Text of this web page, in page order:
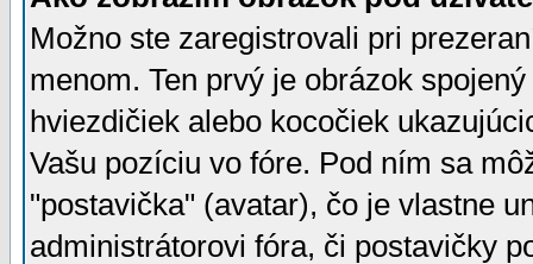
Možno ste zaregistrovali pri
menom. Ten prvý je obrázok
hviezdičiek alebo kocočiek
Vašu pozíciu vo fóre. Pod ním sa
"postavička" (avatar), čo je vlastne
administrátorovi fóra, či postavičky